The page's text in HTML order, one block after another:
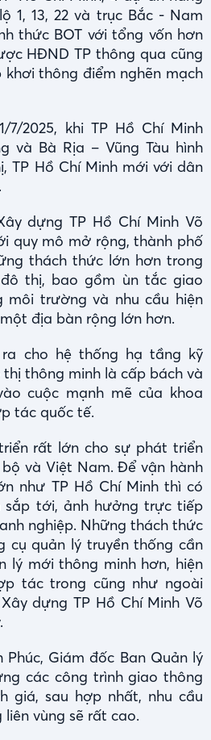
1, 13, 22 và trục Bắc - Nam
thức BOT với tổng vốn hơn
HĐND TP thông qua cũng
thông điểm nghẽn mạch
2025, khi TP Hồ Chí Minh
và Bà Rịa – Vũng Tàu hình
TP Hồ Chí Minh mới với dân
dựng TP Hồ Chí Minh Võ
quy mô mở rộng, thành phố
thách thức lớn hơn trong
thị, bao gồm ùn tắc giao
môi trường và nhu cầu hiện
địa bàn rộng lớn hơn.
cho hệ thống hạ tầng kỹ
thông minh là cấp bách và
cuộc mạnh mẽ của khoa
tác quốc tế.
rất lớn cho sự phát triển
và Việt Nam. Để vận hành
như TP Hồ Chí Minh thì có
sắp tới, ảnh hưởng trực tiếp
nghiệp. Những thách thức
cụ quản lý truyền thống cần
lý mới thông minh hơn, hiện
tác trong cũng như ngoài
dựng TP Hồ Chí Minh Võ
Giám đốc Ban Quản lý
các công trình giao thông
giá, sau hợp nhất, nhu cầu
vùng sẽ rất cao.